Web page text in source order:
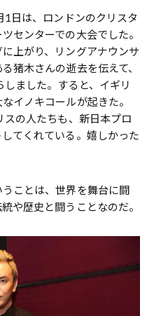
1日は、ロンドンのクリスタ
センターでの大会でした。
上がり、リングアナウンサ
猪木さんの逝去を伝えて、
ました。すると、イギリ
イノキコールが起きた。
の人たちも、新日本プロ
てくれている。嬉しかった
ことは、世界を舞台に闘
や歴史と闘うことなのだ。